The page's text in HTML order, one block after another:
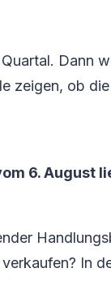
Dann
zeigen, ob
6. August
In